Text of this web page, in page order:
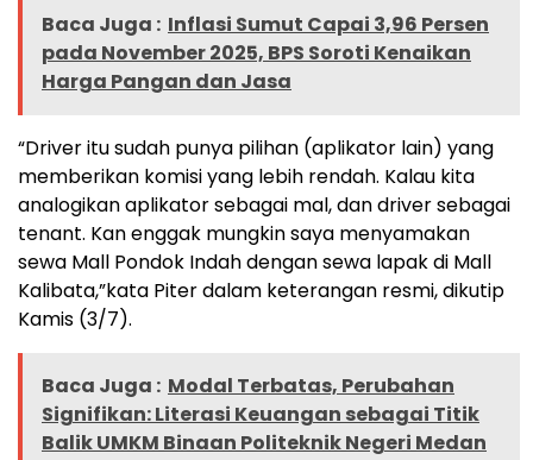
Baca Juga : Inflasi Sumut Capai 3,96 Persen
pada November 2025, BPS Soroti Kenaikan
Harga Pangan dan Jasa
“Driver itu sudah punya pilihan (aplikator lain) yang
memberikan komisi yang lebih rendah. Kalau kita
analogikan aplikator sebagai mal, dan driver sebagai
tenant. Kan enggak mungkin saya menyamakan
sewa Mall Pondok Indah dengan sewa lapak di Mall
Kalibata,”kata Piter dalam keterangan resmi, dikutip
Kamis (3/7).
Baca Juga : Modal Terbatas, Perubahan
Signifikan: Literasi Keuangan sebagai Titik
Balik UMKM Binaan Politeknik Negeri Medan